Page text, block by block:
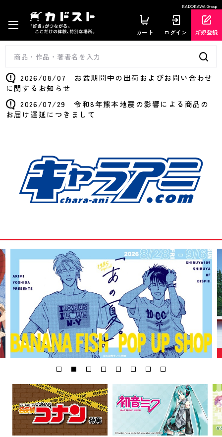
KADOKAWA Group
カート ログイン 新規登録
2026/08/07 お盆期間中の出荷およびお問い合わせ
に関するお知らせ
2026/07/29 令和8年熊本地震の影響による商品の
お届け遅延につきまして